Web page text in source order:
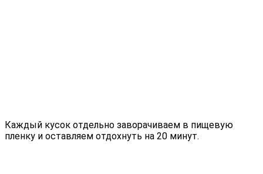
Каждый кусок отдельно заворачиваем в пищевую
пленку и оставляем отдохнуть на 20 минут.